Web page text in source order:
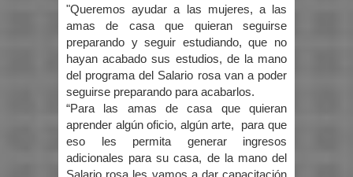
"Queremos ayudar a las mujeres, a las
amas de casa que quieran seguirse
preparando y seguir estudiando, que no
hayan acabado sus estudios, de la mano
del programa del Salario rosa van a poder
seguirse preparando para acabarlos.
“Para las amas de casa que quieran
aprender algún oficio, algún arte, para que
eso les permita generar ingresos
adicionales para su casa, de la mano del
Salario rosa les vamos a dar capacitación